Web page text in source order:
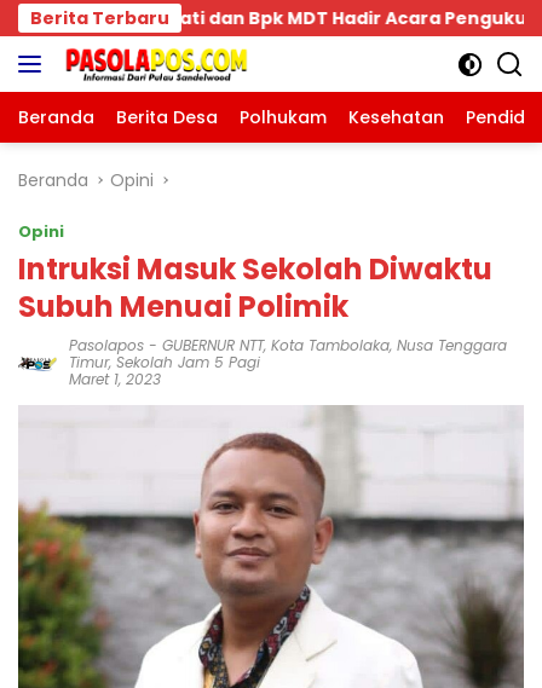
Langsung
ke
konten
Berita Terbaru
Bpk MDT Hadir Acara Pengukuhan Keluarga Bima
Beranda Berita Desa Polhukam Kesehatan
Beranda Opini
Opini
Intruksi Masuk Sekolah Diwaktu
Subuh Menuai Polimik
Pasolapos - GUBERNUR NTT, Kota Tambolaka, Nusa Tenggara
Timur, Sekolah Jam 5 Pagi
Maret 1, 2023